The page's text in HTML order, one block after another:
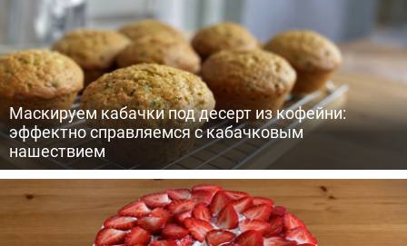
Маскируем кабачки под десерт из кофейни:
эффектно справляемся с кабачковым
нашествием